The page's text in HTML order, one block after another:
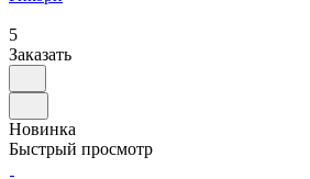
5
Заказать
Новинка
Быстрый просмотр